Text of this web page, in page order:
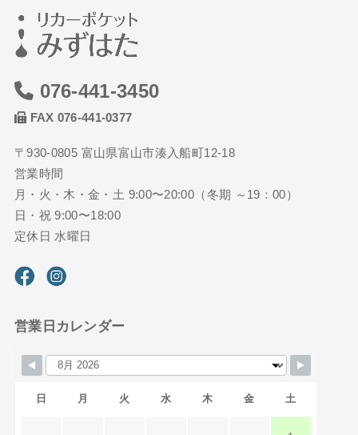
076-441-3450
FAX 076-441-0377
〒930-0805 富山県富山市湊入船町12-18
営業時間
月・火・木・金・土 9:00〜20:00（冬期 ～19：00）
日・祝 9:00〜18:00
定休日 水曜日
営業日カレンダー
日 月 火 水 木 金 土